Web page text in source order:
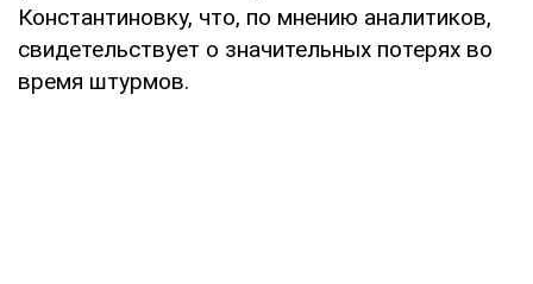
Константиновку, что, по мнению аналитиков,
свидетельствует о значительных потерях во
время штурмов.